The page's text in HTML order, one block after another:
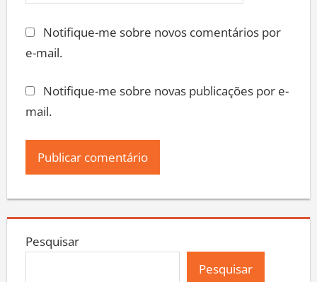
Notifique-me sobre novos comentários por
e-mail.
Notifique-me sobre novas publicações por e-
mail.
Pesquisar
Pesquisar